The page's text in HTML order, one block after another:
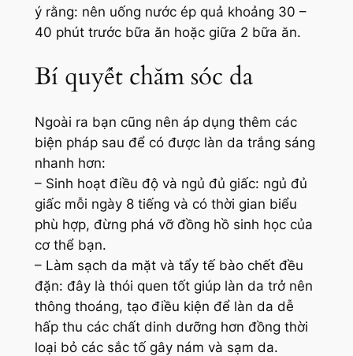
ý rằng: nên uống nước ép quả khoảng 30 –
40 phút trước bữa ăn hoặc giữa 2 bữa ăn.
Bí quyết chăm sóc da
Ngoài ra bạn cũng nên áp dụng thêm các
biện pháp sau để có được làn da trắng sáng
nhanh hơn:
– Sinh hoạt điều độ và ngủ đủ giấc: ngủ đủ
giấc mỗi ngày 8 tiếng và có thời gian biểu
phù hợp, đừng phá vỡ đồng hồ sinh học của
cơ thể bạn.
– Làm sạch da mặt và tẩy tế bào chết đều
đặn: đây là thói quen tốt giúp làn da trở nên
thông thoáng, tạo điều kiện để làn da dễ
hấp thu các chất dinh dưỡng hơn đồng thời
loại bỏ các sắc tố gây nám và sạm da.